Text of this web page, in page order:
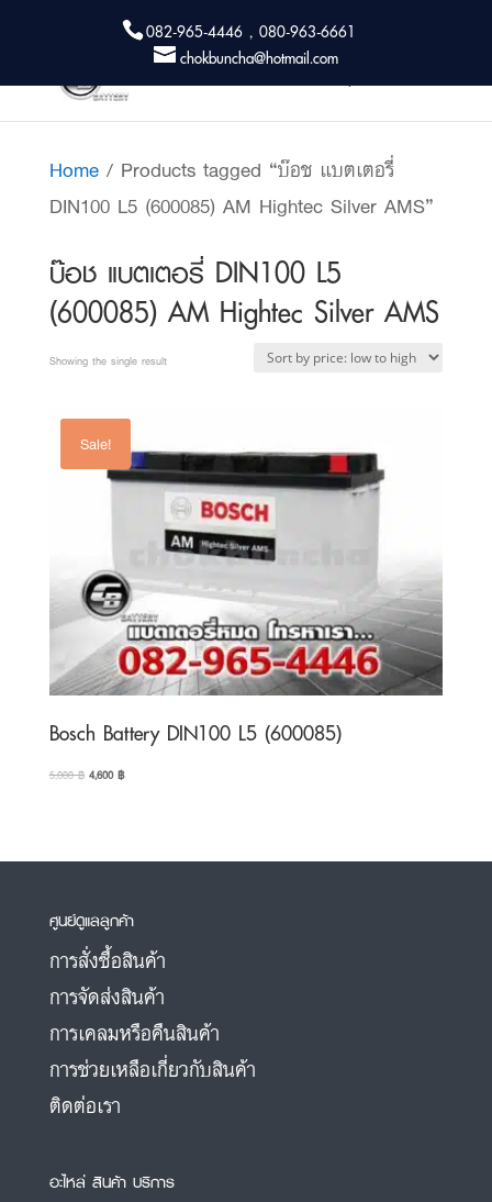
082-965-4446 , 080-963-6661
chokbuncha@hotmail.com
Home/ Products tagged “บ๊อช แบตเตอรี่
DIN100 L5 (600085) AM Hightec Silver AMS”
บ๊อช แบตเตอรี่ DIN100 L5
(600085) AM Hightec Silver AMS
Showing the single result
Sale!
Bosch Battery DIN100 L5 (600085)
5,000฿ Original
4,600฿Current
ศูนย์ดูแลลูกค้า
การสั่งซื้อสินค้า
การจัดส่งสินค้า
การเคลมหรือคืนสินค้า
การช่วยเหลือเกี่ยวกับสินค้า
ติดต่อเรา
อะไหล่ สินค้า บริการ